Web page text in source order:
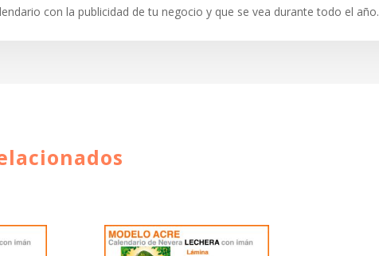
con la publicidad de tu negocio y que se vea durante todo el año.